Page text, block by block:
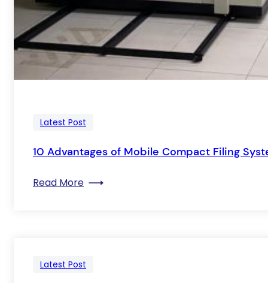
Latest Post
10 Advantages of Mobile Compact Filing
Read More: 10 Advantages of Mobile Compact
Latest Post